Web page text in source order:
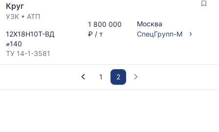
Круг
УЗК • АТП
12Х18Н10Т-ВД
⌀140
ТУ 14-1-3581
1 800 000
₽ / т
Москва
СпецГрупп-М
›
1 2